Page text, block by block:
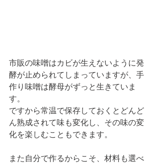
市販の味噌はカビが生えないように発
酵が止められてしまっていますが、手
作り味噌は酵母がずっと生きていま
す。
ですから常温で保存しておくとどんど
ん熟成されて味も変化し、その味の変
化を楽しむこともできます。
また自分で作るからこそ、材料も選べ